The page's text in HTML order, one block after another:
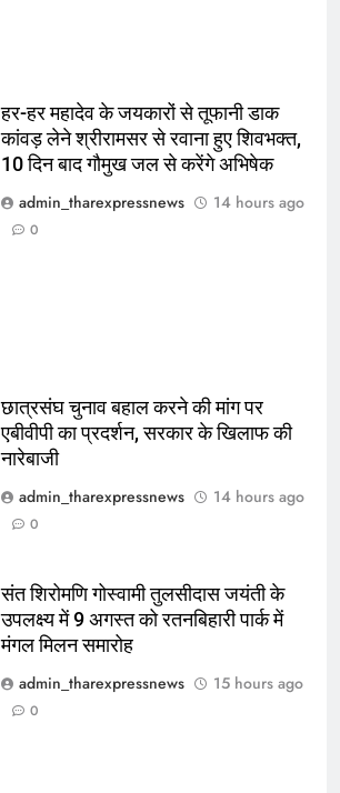
हर-हर महादेव के जयकारों से तूफानी डाक
कांवड़ लेने श्रीरामसर से रवाना हुए शिवभक्त,
10 दिन बाद गौमुख जल से करेंगे अभिषेक
admin_tharexpressnews
14 hours ago
0
छात्रसंघ चुनाव बहाल करने की मांग पर
एबीवीपी का प्रदर्शन, सरकार के खिलाफ की
नारेबाजी
admin_tharexpressnews
14 hours ago
0
संत शिरोमणि गोस्वामी तुलसीदास जयंती के
उपलक्ष्य में 9 अगस्त को रतनबिहारी पार्क में
मंगल मिलन समारोह
admin_tharexpressnews
15 hours ago
0